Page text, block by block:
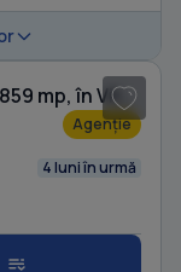
Spațiu comercial, de 191.30999755859 mp, în Vitan
Agenție
4 luni în urmă